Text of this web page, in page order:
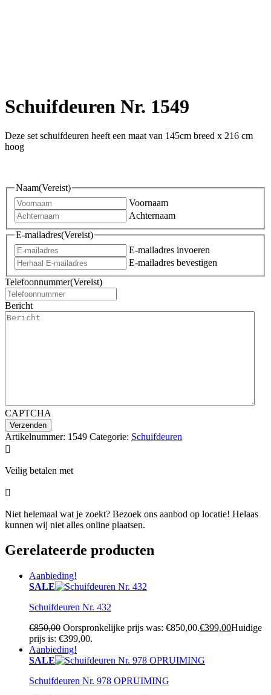
Schuifdeuren Nr. 1549
Deze set schuifdeuren heeft een maat van 145cm breed x 216 cm
hoog
Naam(Vereist)
Voornaam
Achternaam
E-mailadres(Vereist)
E-mailadres invoeren
E-mailadres bevestigen
Telefoonnummer(Vereist)
Bericht
CAPTCHA
Artikelnummer: 1549 Categorie: Schuifdeuren

Veilig betalen met

Niet helemaal wat je zoekt? Bezoek ons aanbod op locatie! Helaas
kunnen wij niet alles online plaatsen.
Gerelateerde producten
Aanbieding!
SALE
Schuifdeuren Nr. 432
€850,00 Oorspronkelijke prijs was: €850,00.€399,00Huidige
prijs is: €399,00.
Aanbieding!
SALE
Schuifdeuren Nr. 978 OPRUIMING